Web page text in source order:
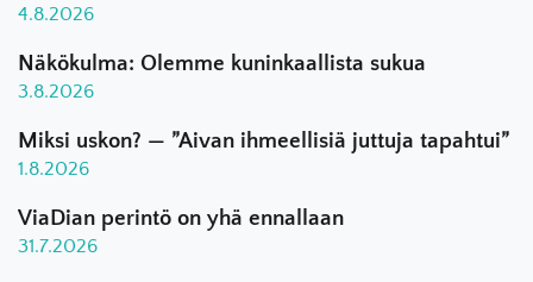
4.8.2026
Näkökulma: Olemme kuninkaallista sukua
3.8.2026
Miksi uskon? — ”Aivan ihmeellisiä juttuja tapahtui”
1.8.2026
ViaDian perintö on yhä ennallaan
31.7.2026